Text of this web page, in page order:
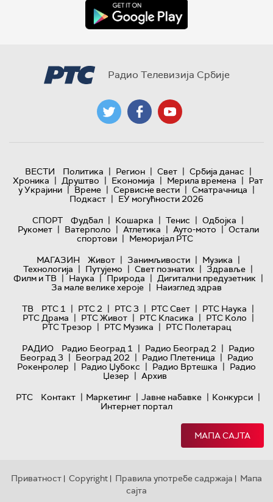
Радио Телевизија Србије
ВЕСТИ Политика | Регион | Свет | Србија данас |
Хроника | Друштво | Економија | Мерила времена | Рат
у Украјини | Време | Сервисне вести | Сматрачница |
Подкаст | ЕУ могућности 2026
СПОРТ
Фудбал | Кошарка | Тенис | Одбојка |
Рукомет | Ватерполо | Атлетика | Ауто-мото | Остали
спортови | Меморијал РТС
МАГАЗИН
Живот | Занимљивости | Музика |
Технологијa | Путујемо | Свет познатих | Здравље |
Филм и ТВ | Наука | Природа | Дигитални предузетник |
За мале велике хероје | Наизглед здрав
ТВ
РТС 1 | РТС 2 | РТС 3 | РТС Свет | РТС Наука |
РТС Драма | РТС Живот | РТС Класика | РТС Коло |
РТС Трезор | РТС Музика | РТС Полетарац
РАДИО
Радио Београд 1 | Радио Београд 2 | Радио
Београд 3 | Београд 202 | Радио Плетеница | Радио
Рокенролер | Радио Џубокс | Радио Вртешка | Радио
Џезер | Архив
РТС
Контакт | Маркетинг | Јавне набавке | Конкурси |
Интернет портал
МАПА САЈТА
Приватност | Copyright | Правила употребе садржаја | Мапа
сајта